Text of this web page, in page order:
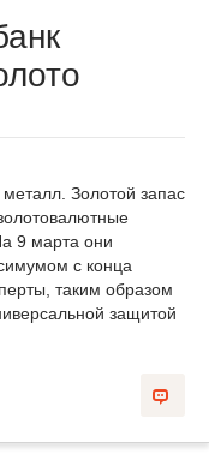
Золотой запас
9 марта они
с конца
таким образом
защитой